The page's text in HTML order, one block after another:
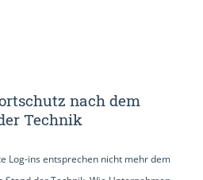
nach dem
Technik
Log-ins entsprechen nicht mehr dem